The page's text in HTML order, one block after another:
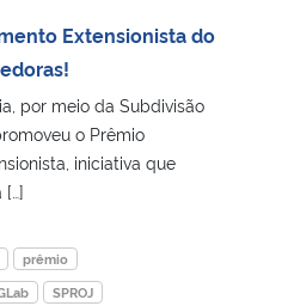
Extensionista do
por meio da Subdivisão
o Prêmio
iniciativa que
prêmio
SPROJ